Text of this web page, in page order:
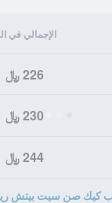
الإجمالي في
226 ﷼
230 ﷼
244 ﷼